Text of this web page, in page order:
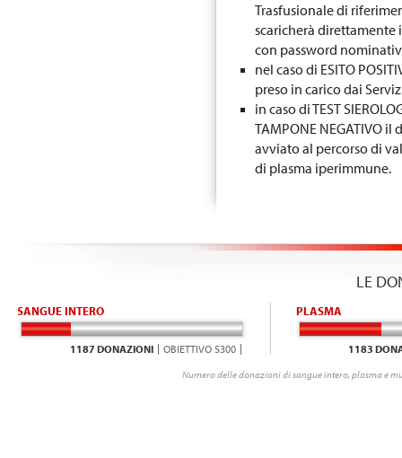
Trasfusionale di
scaricherà
con password
nel caso di ESITO
preso in carico dai
in caso di TEST
TAMPONE NEGATIVO
avviato al percorso di
di plasma iperimmune.
LE
SANGUE INTERO
1187 DONAZIONI OBIETTIVO 5300
PLASMA
1183
Numero delle donazioni di sangue intero, plasma e